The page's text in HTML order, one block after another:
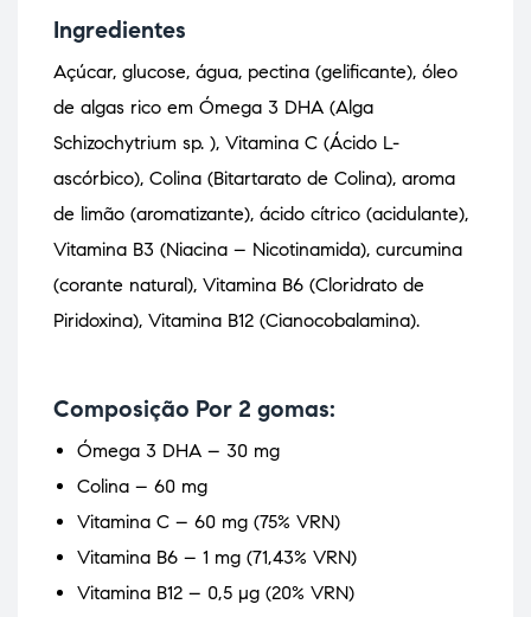
Ingredientes
Açúcar, glucose, água, pectina (gelificante), óleo
de algas rico em Ómega 3 DHA (Alga
Schizochytrium sp. ), Vitamina C (Ácido L-
ascórbico), Colina (Bitartarato de Colina), aroma
de limão (aromatizante), ácido cítrico (acidulante),
Vitamina B3 (Niacina – Nicotinamida), curcumina
(corante natural), Vitamina B6 (Cloridrato de
Piridoxina), Vitamina B12 (Cianocobalamina).
Composição Por 2 gomas:
Ómega 3 DHA – 30 mg
Colina – 60 mg
Vitamina C – 60 mg (75% VRN)
Vitamina B6 – 1 mg (71,43% VRN)
Vitamina B12 – 0,5 µg (20% VRN)